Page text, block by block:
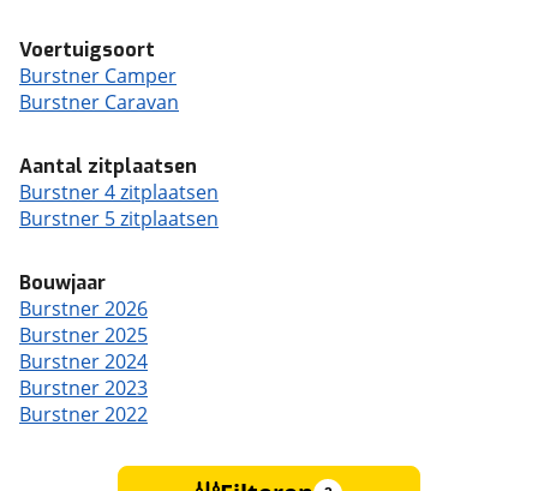
Voertuigsoort
Burstner Camper
Burstner Caravan
Aantal zitplaatsen
Burstner 4 zitplaatsen
Burstner 5 zitplaatsen
Bouwjaar
Burstner 2026
Burstner 2025
Burstner 2024
Burstner 2023
Burstner 2022